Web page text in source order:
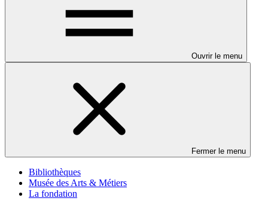
Ouvrir le menu
Fermer le menu
Bibliothèques
Musée des Arts & Métiers
La fondation